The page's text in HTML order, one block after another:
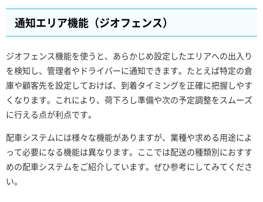
通知エリア機能（ジオフェンス）
ジオフェンス機能を使うと、あらかじめ設定したエリアへの出入り
を検知し、管理者やドライバーに通知できます。たとえば特定の倉
庫や顧客先を設定しておけば、到着タイミングを正確に把握しやす
くなります。これにより、荷下ろし準備や次の予定調整をスムーズ
に行える点が利点です。
配車システムには様々な機能がありますが、業種や求める用途によ
って必要になる機能は異なります。ここでは配送の種類別におすす
めの配車システムをご紹介しています。ぜひ参考にしてみてくださ
い。